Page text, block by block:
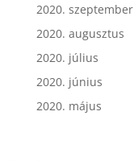
2020. szeptember
2020. augusztus
2020. július
2020. június
2020. május